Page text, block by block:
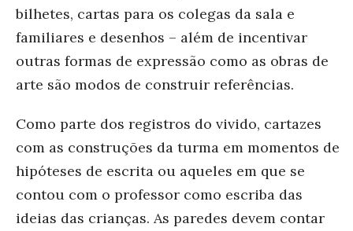
bilhetes, cartas para os colegas da sala e
familiares e desenhos – além de incentivar
outras formas de expressão como as obras de
arte são modos de construir referências.
Como parte dos registros do vivido, cartazes
com as construções da turma em momentos de
hipóteses de escrita ou aqueles em que se
contou com o professor como escriba das
ideias das crianças. As paredes devem contar